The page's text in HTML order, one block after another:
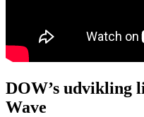
DOW’s udvikling
Wave